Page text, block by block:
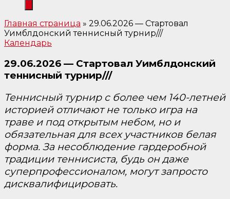
Главная страница » 29.06.2026 — Стартовал
Уимблдонский теннисный турнир///
Календарь
29.06.2026 — Стартовал Уимблдонский
теннисный турнир///
Теннисный турнир с более чем 140-летней
историей отличают не только игра на
траве и под открытым небом, но и
обязательная для всех участников белая
форма. За несоблюдение гардеробной
традиции теннисиста, будь он даже
суперпрофессионалом, могут запросто
дисквалифицировать.